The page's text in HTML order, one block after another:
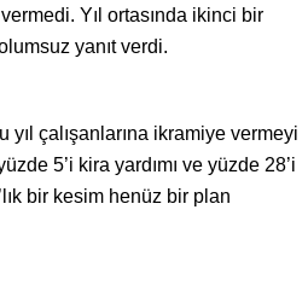
Yıl ortasında ikinci bir
yanıt verdi.
çalışanlarına ikramiye vermeyi
5’i kira yardımı ve yüzde 28’i
bir kesim henüz bir plan